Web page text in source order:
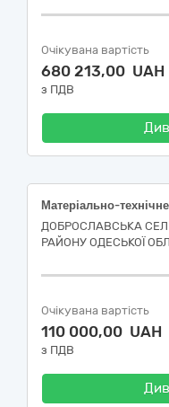
Очікувана вартість
680 213,00 UAH
з ПДВ
ДОБРОСЛАВСЬКА
РАЙОНУ ОДЕСЬКОЇ
Очікувана вартість
110 000,00 UAH
з ПДВ